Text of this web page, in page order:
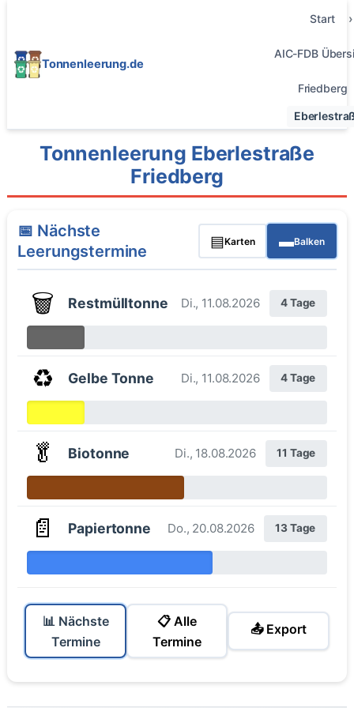
Tonnenleerung.de
Start
AIC-FDB
Friedberg
Tonnenleerung Eberlestraße
Friedberg
📅 Nächste
Leerungstermine
▤Karten ▬Balken
🗑️ Restmülltonne Di., 11.08.2026 4 Tage
♻️ Gelbe Tonne Di., 11.08.2026 4 Tage
🥬 Biotonne Di., 18.08.2026 11 Tage
📄 Papiertonne Do., 20.08.2026 13 Tage
📊 Nächste
Termine
📋 Alle
Termine
📤 Export